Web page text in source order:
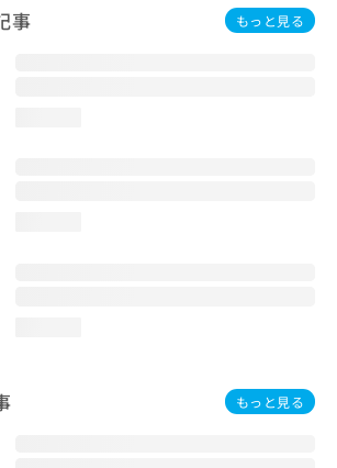
事 もっと見る
もっと見る